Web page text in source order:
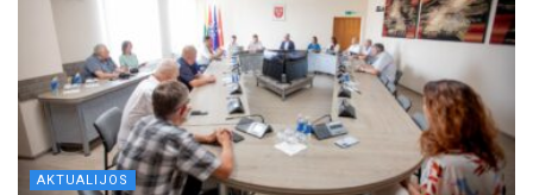
AKTUALIJOS